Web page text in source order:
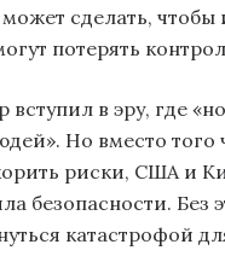
сделать, чтобы
потерять
в эру, где
Но вместо того
риски, США и
безопасности. Без
катастрофой